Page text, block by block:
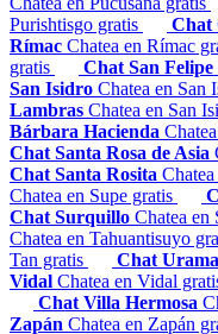
Purishtisgo gratis
Chat
Rímac Chatea en Rímac
gratis
Chat San Felipe
San Isidro Chatea en San
Lambras Chatea en San
Bárbara Hacienda
Chat Santa Rosa de Asia
Chat Santa Rosita
Chatea en Supe gratis
Chat Surquillo Chatea en
Chatea en Tahuantisuyo
Tan gratis
Chat
Vidal Chatea en Vidal
Chat Villa Hermosa
Zapán Chatea en Zapán